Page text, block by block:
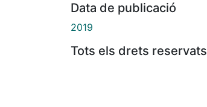
Data de publicació
2019
Tots els drets reservats